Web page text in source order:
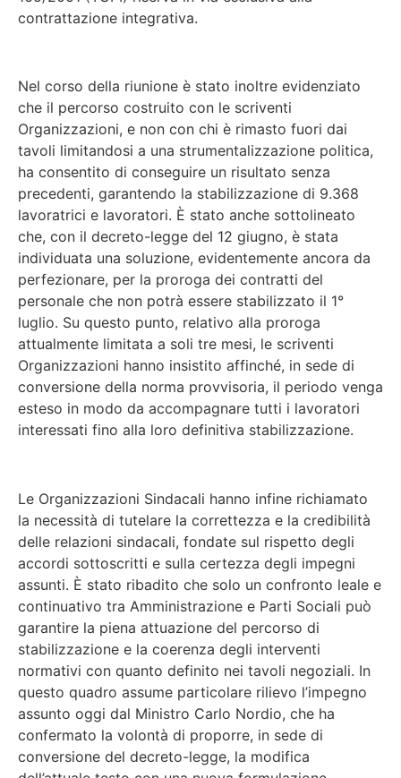
contrattazione integrativa.
Nel corso della riunione è stato inoltre evidenziato
che il percorso costruito con le scriventi
Organizzazioni, e non con chi è rimasto fuori dai
tavoli limitandosi a una strumentalizzazione politica,
ha consentito di conseguire un risultato senza
precedenti, garantendo la stabilizzazione di 9.368
lavoratrici e lavoratori. È stato anche sottolineato
che, con il decreto-legge del 12 giugno, è stata
individuata una soluzione, evidentemente ancora da
perfezionare, per la proroga dei contratti del
personale che non potrà essere stabilizzato il 1°
luglio. Su questo punto, relativo alla proroga
attualmente limitata a soli tre mesi, le scriventi
Organizzazioni hanno insistito affinché, in sede di
conversione della norma provvisoria, il periodo venga
esteso in modo da accompagnare tutti i lavoratori
interessati fino alla loro definitiva stabilizzazione.
Le Organizzazioni Sindacali hanno infine richiamato
la necessità di tutelare la correttezza e la credibilità
delle relazioni sindacali, fondate sul rispetto degli
accordi sottoscritti e sulla certezza degli impegni
assunti. È stato ribadito che solo un confronto leale e
continuativo tra Amministrazione e Parti Sociali può
garantire la piena attuazione del percorso di
stabilizzazione e la coerenza degli interventi
normativi con quanto definito nei tavoli negoziali. In
questo quadro assume particolare rilievo l’impegno
assunto oggi dal Ministro Carlo Nordio, che ha
confermato la volontà di proporre, in sede di
conversione del decreto-legge, la modifica